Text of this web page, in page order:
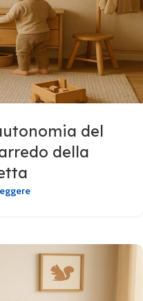
del
della